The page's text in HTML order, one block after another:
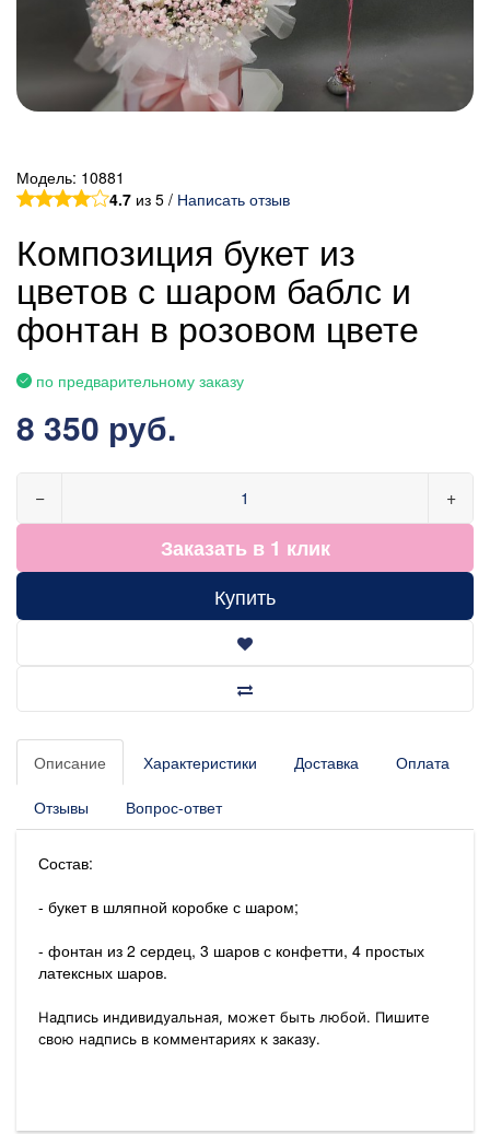
Модель: 10881
4.7 из 5 / Написать отзыв
Композиция букет из
цветов с шаром баблс и
фонтан в розовом цвете
по предварительному заказу
8 350 руб.
− +
Заказать в 1 клик
Купить
Описание Характеристики Доставка Оплата
Отзывы Вопрос-ответ
Состав:
- букет в шляпной коробке с шаром;
- фонтан из 2 сердец, 3 шаров с конфетти, 4 простых
латексных шаров.
Надпись индивидуальная, может быть любой. Пишите
свою надпись в комментариях к заказу.